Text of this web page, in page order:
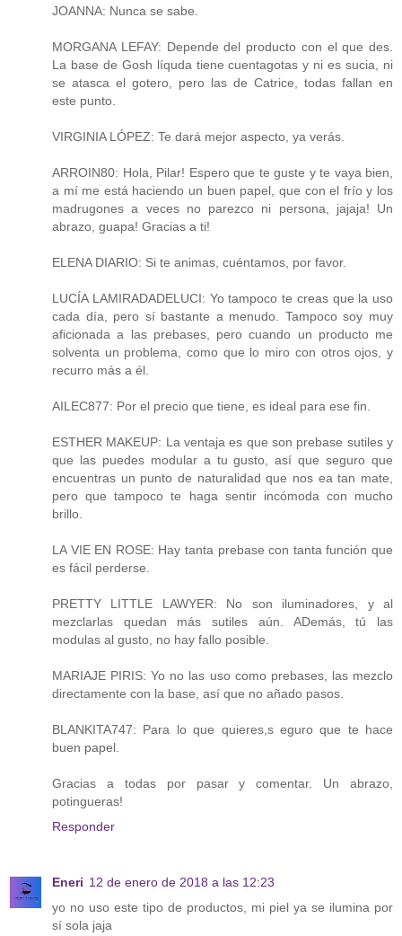
JOANNA: Nunca se sabe.
MORGANA LEFAY: Depende del producto con el que des.
La base de Gosh líquda tiene cuentagotas y ni es sucia, ni
se atasca el gotero, pero las de Catrice, todas fallan en
este punto.
VIRGINIA LÓPEZ: Te dará mejor aspecto, ya verás.
ARROIN80: Hola, Pilar! Espero que te guste y te vaya bien,
a mí me está haciendo un buen papel, que con el frío y los
madrugones a veces no parezco ni persona, jajaja! Un
abrazo, guapa! Gracias a ti!
ELENA DIARIO: Si te animas, cuéntamos, por favor.
LUCÍA LAMIRADADELUCI: Yo tampoco te creas que la uso
cada día, pero sí bastante a menudo. Tampoco soy muy
aficionada a las prebases, pero cuando un producto me
solventa un problema, como que lo miro con otros ojos, y
recurro más a él.
AILEC877: Por el precio que tiene, es ideal para ese fin.
ESTHER MAKEUP: La ventaja es que son prebase sutiles y
que las puedes modular a tu gusto, así que seguro que
encuentras un punto de naturalidad que nos ea tan mate,
pero que tampoco te haga sentir incómoda con mucho
brillo.
LA VIE EN ROSE: Hay tanta prebase con tanta función que
es fácil perderse.
PRETTY LITTLE LAWYER: No son iluminadores, y al
mezclarlas quedan más sutiles aún. ADemás, tú las
modulas al gusto, no hay fallo posible.
MARIAJE PIRIS: Yo no las uso como prebases, las mezclo
directamente con la base, así que no añado pasos.
BLANKITA747: Para lo que quieres,s eguro que te hace
buen papel.
Gracias a todas por pasar y comentar. Un abrazo,
potingueras!
Responder
Eneri 12 de enero de 2018 a las 12:23
yo no uso este tipo de productos, mi piel ya se ilumina por
sí sola jaja